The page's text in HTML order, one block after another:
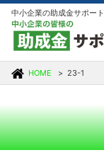
中小企業の助成金サポート
HOME 23-1